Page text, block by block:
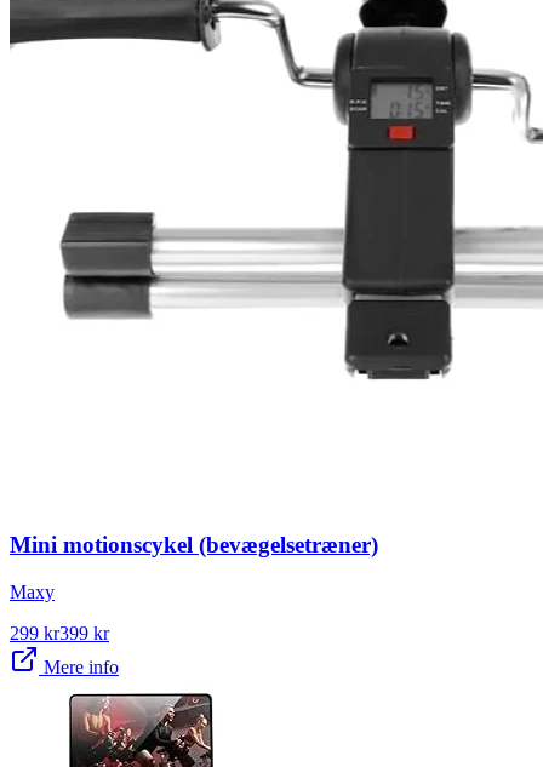
Mini motionscykel (bevægelsetræner)
Maxy
299 kr399 kr
Mere info